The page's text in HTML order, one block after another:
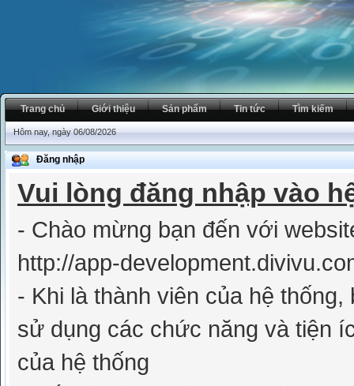
Trang chủ Giới thiệu Sản phẩm Tin tức Tìm kiếm
Hôm nay, ngày 06/08/2026
Đăng nhập
Vui lòng đăng nhập vào
- Chào mừng bạn đến với
http://app-
- Khi là thành viên của hệ
sử dụng các chức năng và tiện
của hệ thống